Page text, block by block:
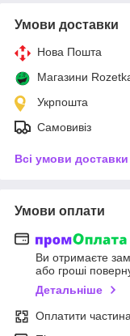
Умови доставки
Нова Пошта
Магазини
Укрпошта
Самовивіз
Всі умови доставки
Умови оплати
Ви отримаєте
або гроші
Детальніше
Оплатити